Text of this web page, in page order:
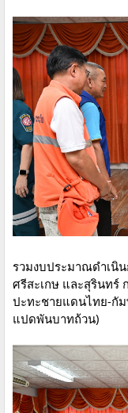
รวมงบประมาณดำเนิ
ศรีสะเกษ และสุรินทร์
ปะทะชายแดนไทย-กั
แปดพันบาทถ้วน)